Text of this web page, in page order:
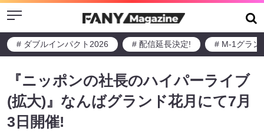
Menu
# ダブルインパクト2026 # 配信延長決定! # M-1グラン
『ニッポンの社長のハイパーライブ
(拡大)』なんばグランド花月にて7月
3日開催!